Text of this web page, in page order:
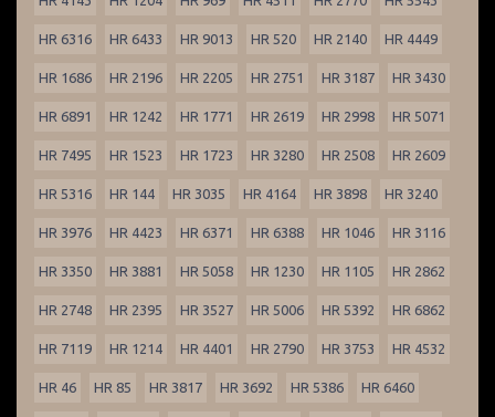
HR 6316 HR 6433 HR 9013 HR 520 HR 2140 HR 4449
HR 1686 HR 2196 HR 2205 HR 2751 HR 3187 HR 3430
HR 6891 HR 1242 HR 1771 HR 2619 HR 2998 HR 5071
HR 7495 HR 1523 HR 1723 HR 3280 HR 2508 HR 2609
HR 5316 HR 144 HR 3035 HR 4164 HR 3898 HR 3240
HR 3976 HR 4423 HR 6371 HR 6388 HR 1046 HR 3116
HR 3350 HR 3881 HR 5058 HR 1230 HR 1105 HR 2862
HR 2748 HR 2395 HR 3527 HR 5006 HR 5392 HR 6862
HR 7119 HR 1214 HR 4401 HR 2790 HR 3753 HR 4532
HR 46 HR 85 HR 3817 HR 3692 HR 5386 HR 6460